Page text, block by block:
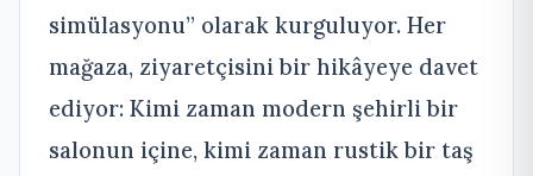
simülasyonu” olarak kurguluyor. Her
mağaza, ziyaretçisini bir hikâyeye davet
ediyor: Kimi zaman modern şehirli bir
salonun içine, kimi zaman rustik bir taş